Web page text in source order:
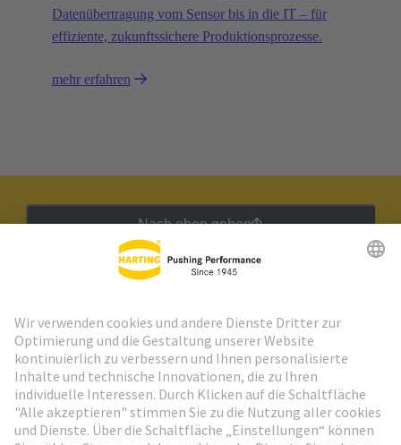
Datenübertragung vom Sensor bis in die IT – für
effiziente, zukunftssichere Produktionsprozesse.
mehr erfahren
Nach oben gehen
Weiter zur Anmeldung